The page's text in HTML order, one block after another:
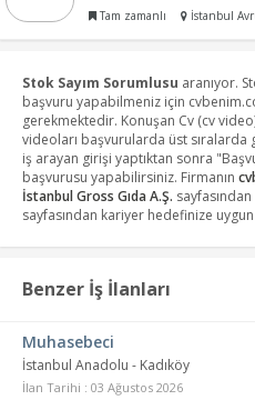
Tam zamanlı
İstanbul
Stok Sayım Sorumlusu aranıyor.
başvuru yapabilmeniz için
gerekmektedir. Konuşan Cv (cv
videoları başvurularda üst sıralarda
iş arayan girişi yaptıktan sonra
başvurusu yapabilirsiniz. Firmanın
İstanbul Gross Gıda A.Ş.
sayfasından kariyer hedefinize
Benzer İş İlanları
Muhasebeci
İstanbul Anadolu - Kadıköy
İlan Tarihi : 03 Ağustos 2026